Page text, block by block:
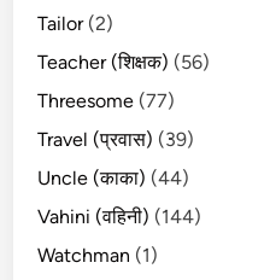
Tailor(2)
Teacher (शिक्षक) (56)
Threesome (77)
Travel (प्रवास) (39)
Uncle (काका) (44)
Vahini (वहिनी) (144)
Watchman (1)